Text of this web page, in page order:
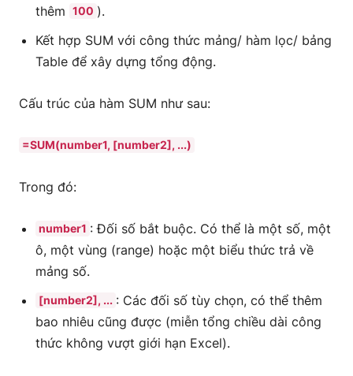
thêm 100 ).
Kết hợp SUM với công thức mảng/ hàm lọc/ bảng
Table để xây dựng tổng động.
Cấu trúc của hàm SUM như sau:
=SUM(number1, [number2], ...)
Trong đó:
number1 : Đối số bắt buộc. Có thể là một số, một
ô, một vùng (range) hoặc một biểu thức trả về
mảng số.
[number2], ... : Các đối số tùy chọn, có thể thêm
bao nhiêu cũng được (miễn tổng chiều dài công
thức không vượt giới hạn Excel).